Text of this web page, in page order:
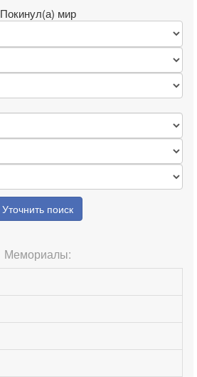
Покинул(а) мир
Уточнить поиск
Мемориалы: